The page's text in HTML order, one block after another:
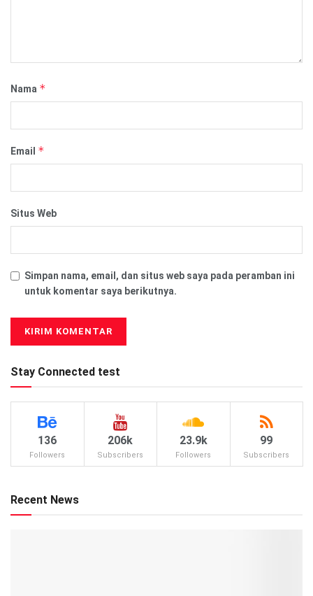
Nama *
Email *
Situs Web
Simpan nama, email, dan situs web saya pada peramban ini
untuk komentar saya berikutnya.
Stay Connected test
136
Followers
206k
Subscribers
23.9k
Followers
99
Subscribers
Recent News